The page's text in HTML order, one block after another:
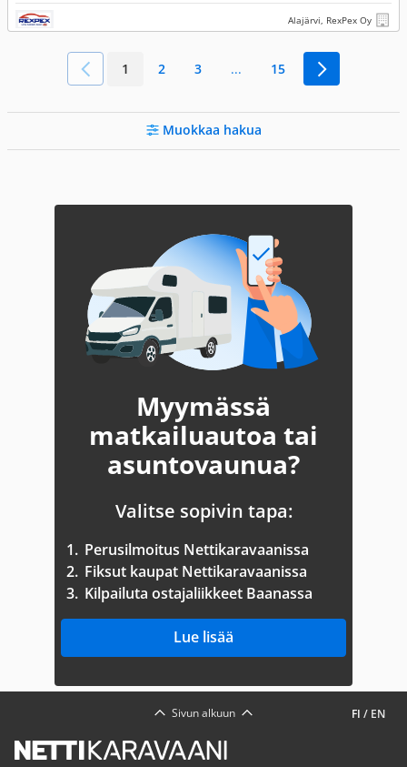
Alajärvi, RexPex Oy
1 2 3 ... 15
Muokkaa hakua
Myymässä
matkailuautoa tai
asuntovaunua?
Valitse sopivin tapa:
1. Perusilmoitus Nettikaravaanissa
2. Fiksut kaupat Nettikaravaanissa
3. Kilpailuta ostajaliikkeet Baanassa
Lue lisää
FI / EN
Sivun alkuun